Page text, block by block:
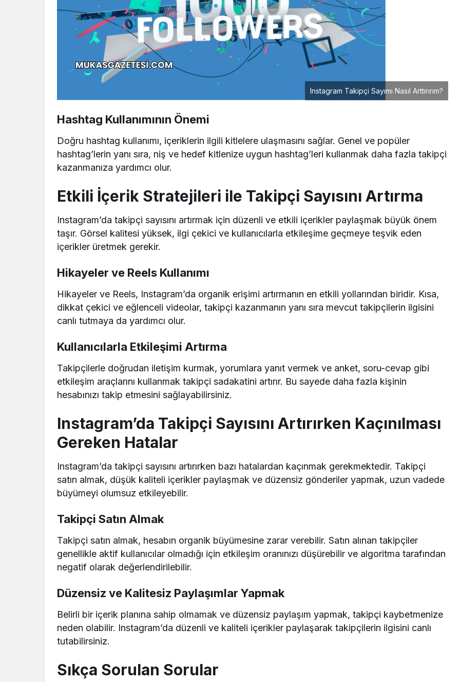
Instagram Takipçi Sayımı Nasıl Arttırırım?
Hashtag Kullanımının Önemi
Doğru hashtag kullanımı, içeriklerin ilgili kitlelere ulaşmasını sağlar. Genel ve popüler
hashtag’lerin yanı sıra, niş ve hedef kitlenize uygun hashtag’leri kullanmak daha fazla takipçi
kazanmanıza yardımcı olur.
Etkili İçerik Stratejileri ile Takipçi Sayısını Artırma
Instagram’da takipçi sayısını artırmak için düzenli ve etkili içerikler paylaşmak büyük önem
taşır. Görsel kalitesi yüksek, ilgi çekici ve kullanıcılarla etkileşime geçmeye teşvik eden
içerikler üretmek gerekir.
Hikayeler ve Reels Kullanımı
Hikayeler ve Reels, Instagram’da organik erişimi artırmanın en etkili yollarından biridir. Kısa,
dikkat çekici ve eğlenceli videolar, takipçi kazanmanın yanı sıra mevcut takipçilerin ilgisini
canlı tutmaya da yardımcı olur.
Kullanıcılarla Etkileşimi Artırma
Takipçilerle doğrudan iletişim kurmak, yorumlara yanıt vermek ve anket, soru-cevap gibi
etkileşim araçlarını kullanmak takipçi sadakatini artırır. Bu sayede daha fazla kişinin
hesabınızı takip etmesini sağlayabilirsiniz.
Instagram’da Takipçi Sayısını Artırırken Kaçınılması
Gereken Hatalar
Instagram’da takipçi sayısını artırırken bazı hatalardan kaçınmak gerekmektedir. Takipçi
satın almak, düşük kaliteli içerikler paylaşmak ve düzensiz gönderiler yapmak, uzun vadede
büyümeyi olumsuz etkileyebilir.
Takipçi Satın Almak
Takipçi satın almak, hesabın organik büyümesine zarar verebilir. Satın alınan takipçiler
genellikle aktif kullanıcılar olmadığı için etkileşim oranınızı düşürebilir ve algoritma tarafından
negatif olarak değerlendirilebilir.
Düzensiz ve Kalitesiz Paylaşımlar Yapmak
Belirli bir içerik planına sahip olmamak ve düzensiz paylaşım yapmak, takipçi kaybetmenize
neden olabilir. Instagram’da düzenli ve kaliteli içerikler paylaşarak takipçilerin ilgisini canlı
tutabilirsiniz.
Sıkça Sorulan Sorular